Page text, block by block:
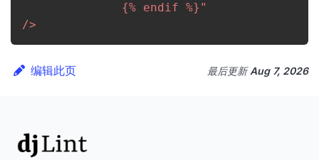
              {% endif %}
"
/>
编辑此页 最后更新Aug 7, 2026